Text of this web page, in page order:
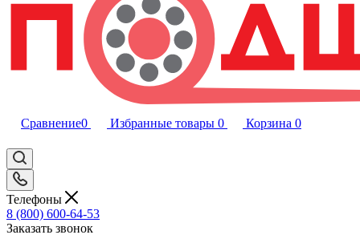
Сравнение0 Избранные товары 0 Корзина 0
Телефоны
8 (800) 600-64-53
Заказать звонок